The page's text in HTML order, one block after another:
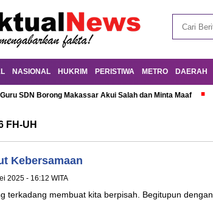
NASIONAL HUKRIM PERISTIWA METRO DAERAH
SDN Borong Makassar Akui Salah dan Minta Maaf
FH-UH
Kebersamaan
2025 - 16:12 WITA
terkadang membuat kita berpisah. Begitupun dengan